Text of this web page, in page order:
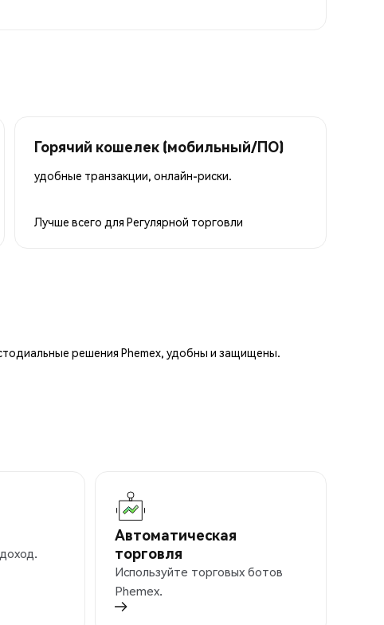
Горячий кошелек (мобильный/ПО)
удобные транзакции, онлайн-риски.
Лучше всего для Регулярной торговли
решения Phemex, удобны и защищены.
Автоматическая
торговля
Используйте торговых ботов
Phemex.